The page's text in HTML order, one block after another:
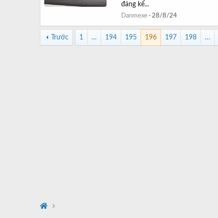
đáng kể...
Danmexe 28/8/24
Trước 1 … 194 195 196 197 198 …